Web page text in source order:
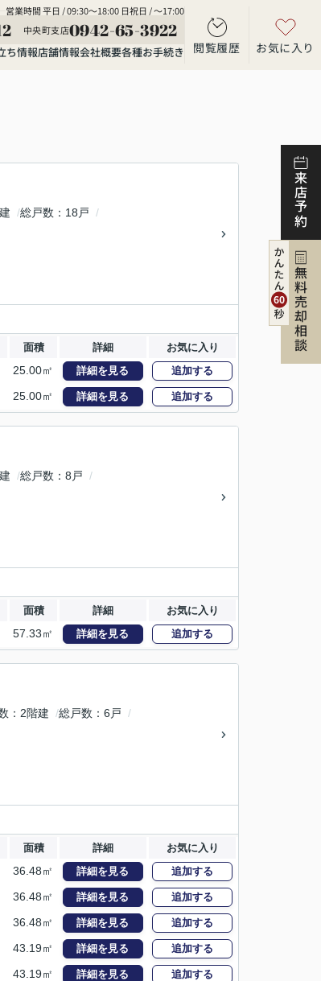
営業時間 平日 / 09:30～18:00 日祝日 / ～17:00
中央町支店0942-65-3922
ち情報店舗情報会社概要各種お手続き 閲覧履歴 お気に入り
来店予約
無料売却相談
総戸数
18戸
面積 詳細 お気に入り
25.00㎡ 詳細を見る 追加する
25.00㎡ 詳細を見る 追加する
総戸数
8戸
面積 詳細 お気に入り
57.33㎡ 詳細を見る 追加する
2階建 総戸数
6戸
面積 詳細 お気に入り
36.48㎡ 詳細を見る 追加する
36.48㎡ 詳細を見る 追加する
36.48㎡ 詳細を見る 追加する
43.19㎡ 詳細を見る 追加する
43.19㎡ 詳細を見る 追加する